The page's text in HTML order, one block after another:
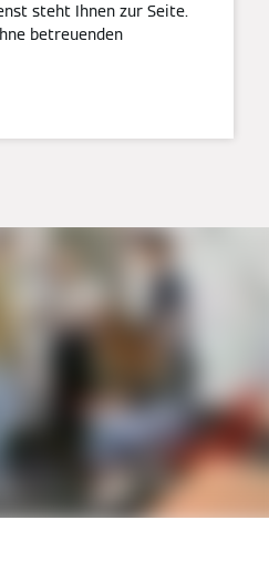
steht Ihnen zur Seite.
betreuenden